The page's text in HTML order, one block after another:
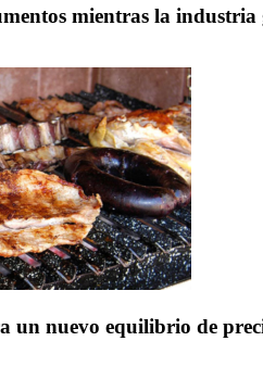
mientras la
un nuevo equilibrio de